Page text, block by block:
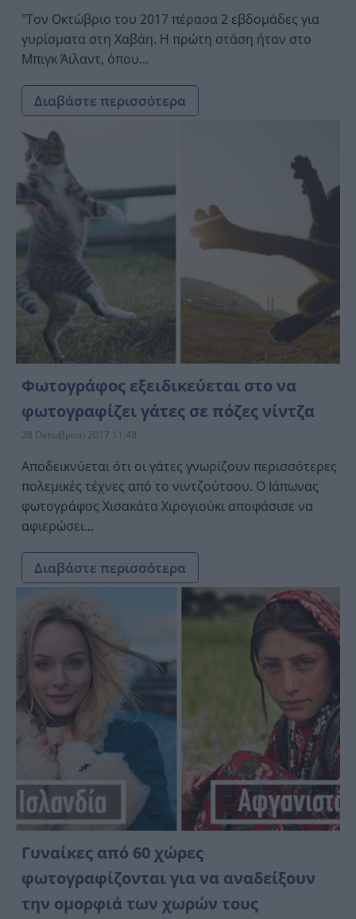
"Τον Οκτώβριο του 2017 πέρασα 2 εβδομάδες για
γυρίσματα στη Χαβάη. Η πρώτη στάση ήταν στο
Μπιγκ Άιλαντ, όπου...
Διαβάστε περισσότερα
Φωτογράφος εξειδικεύεται στο να
φωτογραφίζει γάτες σε πόζες νίντζα
28 Οκτωβρίου 2017 11:48
Αποδεικνύεται ότι οι γάτες γνωρίζουν περισσότερες
πολεμικές τέχνες από το νιντζούτσου. Ο Ιάπωνας
φωτογράφος Χισακάτα Χιρογιούκι αποφάσισε να
αφιερώσει...
Διαβάστε περισσότερα
Γυναίκες από 60 χώρες
φωτογραφίζονται για να αναδείξουν
την ομορφιά των χωρών τους